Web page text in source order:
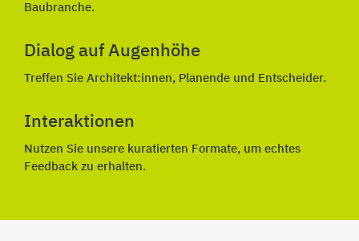
Baubranche.
Dialog auf Augenhöhe
Treffen Sie Architekt:innen, Planende und Entscheider.
Interaktionen
Nutzen Sie unsere kuratierten Formate, um echtes
Feedback zu erhalten.